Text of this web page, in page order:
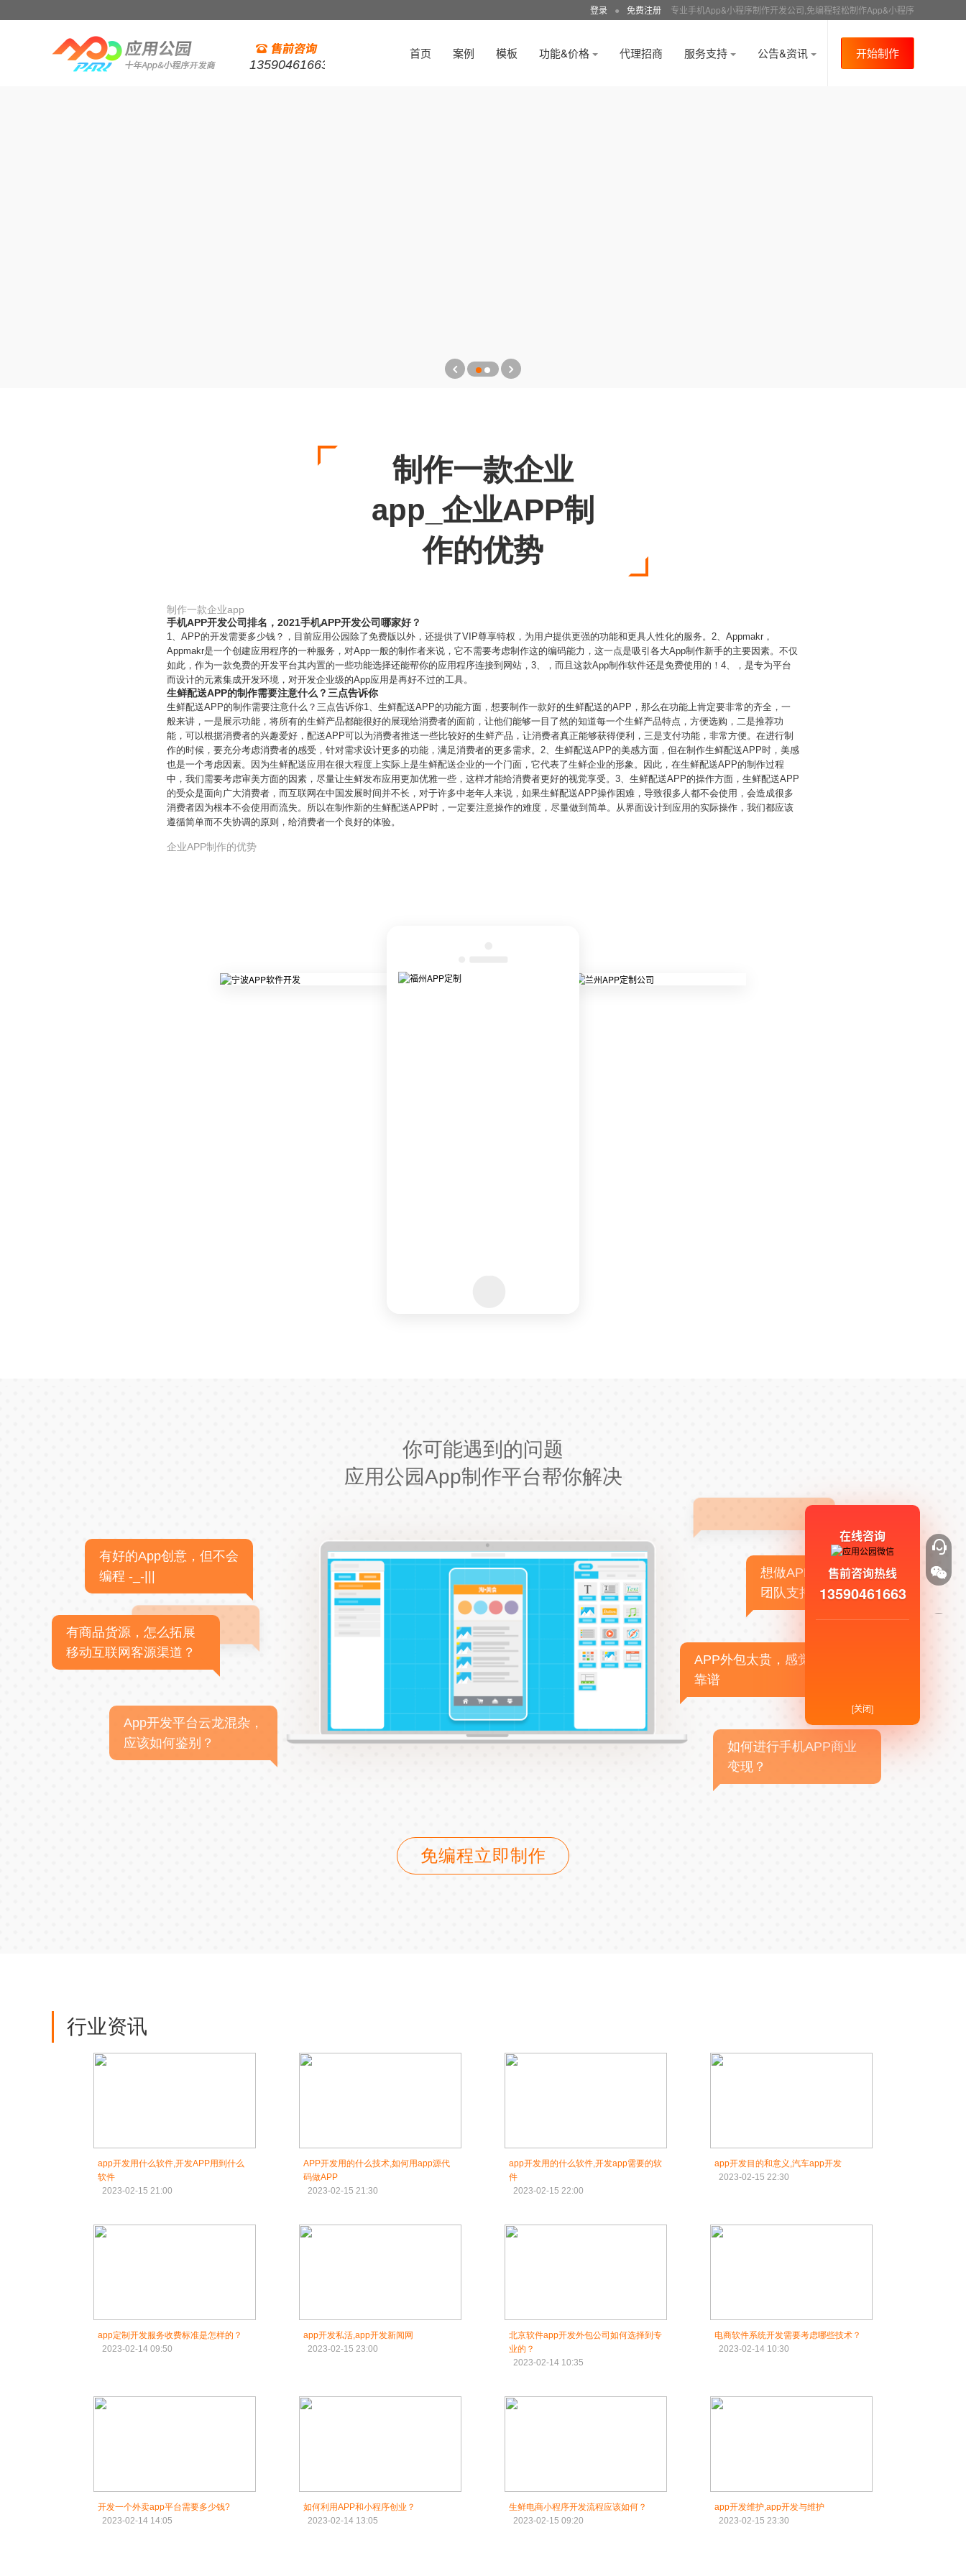
登录 ● 免费注册 专业手机App&小程序制作开发公司,免编程轻松制作App&小程序
13590461663
首页 案例 模板 功能&价格 代理招商 服务支持 公告&资讯 开始制作
制作一款企业
app_企业APP制
作的优势
制作一款企业app
手机APP开发公司排名，2021手机APP开发公司哪家好？
1、APP的开发需要多少钱？，目前应用公园除了免费版以外，还提供了VIP尊享特权，为用户提供更强的功能和更具人性化的服务。2、Appmakr，
Appmakr是一个创建应用程序的一种服务，对App一般的制作者来说，它不需要考虑制作这的编码能力，这一点是吸引各大App制作新手的主要因素。不仅
如此，作为一款免费的开发平台其内置的一些功能选择还能帮你的应用程序连接到网站，3、，而且这款App制作软件还是免费使用的！4、，是专为平台
而设计的元素集成开发环境，对开发企业级的App应用是再好不过的工具。
生鲜配送APP的制作需要注意什么？三点告诉你
生鲜配送APP的制作需要注意什么？三点告诉你1、生鲜配送APP的功能方面，想要制作一款好的生鲜配送的APP，那么在功能上肯定要非常的齐全，一
般来讲，一是展示功能，将所有的生鲜产品都能很好的展现给消费者的面前，让他们能够一目了然的知道每一个生鲜产品特点，方便选购，二是推荐功
能，可以根据消费者的兴趣爱好，配送APP可以为消费者推送一些比较好的生鲜产品，让消费者真正能够获得便利，三是支付功能，非常方便。在进行制
作的时候，要充分考虑消费者的感受，针对需求设计更多的功能，满足消费者的更多需求。2、生鲜配送APP的美感方面，但在制作生鲜配送APP时，美感
也是一个考虑因素。因为生鲜配送应用在很大程度上实际上是生鲜配送企业的一个门面，它代表了生鲜企业的形象。因此，在生鲜配送APP的制作过程
中，我们需要考虑审美方面的因素，尽量让生鲜发布应用更加优雅一些，这样才能给消费者更好的视觉享受。3、生鲜配送APP的操作方面，生鲜配送APP
的受众是面向广大消费者，而互联网在中国发展时间并不长，对于许多中老年人来说，如果生鲜配送APP操作困难，导致很多人都不会使用，会造成很多
消费者因为根本不会使用而流失。所以在制作新的生鲜配送APP时，一定要注意操作的难度，尽量做到简单。从界面设计到应用的实际操作，我们都应该
遵循简单而不失协调的原则，给消费者一个良好的体验。
企业APP制作的优势
你可能遇到的问题
应用公园App制作平台帮你解决
有好的App创意，但不会
编程 -_-|||
有商品货源，怎么拓展
移动互联网客源渠道？
App开发平台云龙混杂，
应该如何鉴别？
想做APP，但没有技术
团队支持
APP外包太贵，感觉不
靠谱
如何进行手机APP商业
变现？
免编程立即制作
行业资讯
app开发用什么软件,开发APP用到什么
软件
2023-02-15 21:00
APP开发用的什么技术,如何用app源代
码做APP
2023-02-15 21:30
app开发用的什么软件,开发app需要的软
件
2023-02-15 22:00
app开发目的和意义,汽车app开发
2023-02-15 22:30
app定制开发服务收费标准是怎样的？
2023-02-14 09:50
app开发私活,app开发新闻网
2023-02-15 23:00
北京软件app开发外包公司如何选择到专
业的？
2023-02-14 10:35
电商软件系统开发需要考虑哪些技术？
2023-02-14 10:30
开发一个外卖app平台需要多少钱?
2023-02-14 14:05
如何利用APP和小程序创业？
2023-02-14 13:05
生鲜电商小程序开发流程应该如何？
2023-02-15 09:20
app开发维护,app开发与维护
2023-02-15 23:30
在线咨询
售前咨询热线
13590461663
[关闭]